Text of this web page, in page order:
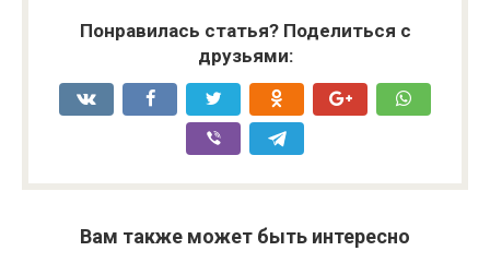
Понравилась статья? Поделиться с
друзьями:
Вам также может быть интересно